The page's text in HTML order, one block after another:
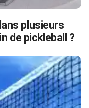
plusieurs
de pickleball ?